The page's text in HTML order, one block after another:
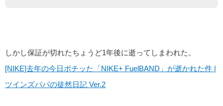
しかし保証が切れたちょうど1年後に逝ってしまわれた。
[NIKE]去年の今日ポチッた「NIKE+ FuelBAND」が逝かれた件 |
ツインズパパの徒然日記 Ver.2